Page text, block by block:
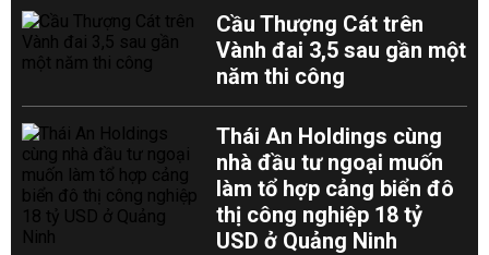
Cầu Thượng Cát trên
Vành đai 3,5 sau gần một
năm thi công
Thái An Holdings cùng
nhà đầu tư ngoại muốn
làm tổ hợp cảng biển đô
thị công nghiệp 18 tỷ
USD ở Quảng Ninh